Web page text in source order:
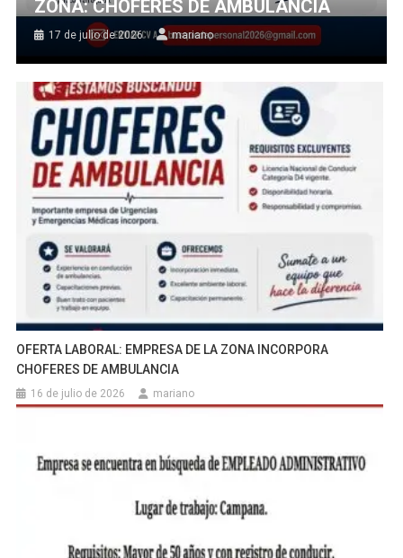
ZONA: CHOFERES DE AMBULANCIA
17 de julio de 2026 mariano
OFERTA LABORAL: EMPRESA DE LA ZONA INCORPORA
CHOFERES DE AMBULANCIA
16 de julio de 2026 mariano